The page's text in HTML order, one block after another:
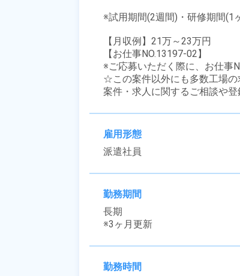
※試用期間(2週間)・研修期間(1
【月収例】21万～23万円
【お仕事NO.13197-02】
※ご応募いただく際に、お仕事
☆この案件以外にも多数工場
案件・求人に関するご相談や
雇用形態
派遣社員
勤務期間
長期
※3ヶ月更新
勤務時間